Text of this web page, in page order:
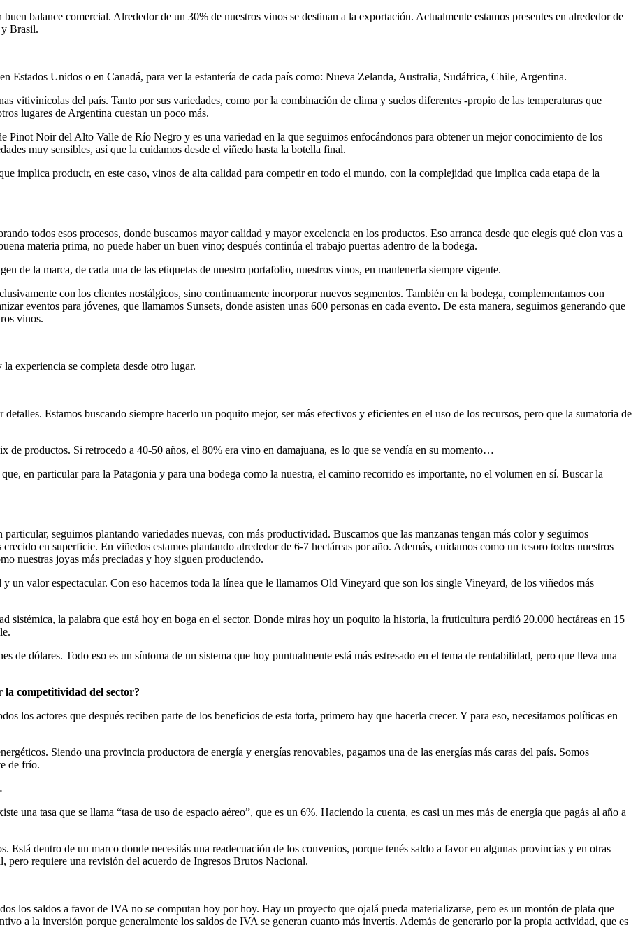
balance comercial. Alrededor de un 30% de nuestros vinos se destinan a la exportación. Actualmente estamos presentes en alrededor de
y Brasil.
Estados Unidos o en Canadá, para ver la estantería de cada país como: Nueva Zelanda, Australia, Sudáfrica, Chile, Argentina.
vitivinícolas del país. Tanto por sus variedades, como por la combinación de clima y suelos diferentes -propio de las temperaturas que
lugares de Argentina cuestan un poco más.
Pinot Noir del Alto Valle de Río Negro y es una variedad en la que seguimos enfocándonos para obtener un mejor conocimiento de los
muy sensibles, así que la cuidamos desde el viñedo hasta la botella final.
implica producir, en este caso, vinos de alta calidad para competir en todo el mundo, con la complejidad que implica cada etapa de la
todos esos procesos, donde buscamos mayor calidad y mayor excelencia en los productos. Eso arranca desde que elegís qué clon vas a
materia prima, no puede haber un buen vino; después continúa el trabajo puertas adentro de la bodega.
de la marca, de cada una de las etiquetas de nuestro portafolio, nuestros vinos, en mantenerla siempre vigente.
con los clientes nostálgicos, sino continuamente incorporar nuevos segmentos. También en la bodega, complementamos con
eventos para jóvenes, que llamamos Sunsets, donde asisten unas 600 personas en cada evento. De esta manera, seguimos generando que
vinos.
experiencia se completa desde otro lugar.
Estamos buscando siempre hacerlo un poquito mejor, ser más efectivos y eficientes en el uso de los recursos, pero que la sumatoria de
de productos. Si retrocedo a 40-50 años, el 80% era vino en damajuana, es lo que se vendía en su momento…
en particular para la Patagonia y para una bodega como la nuestra, el camino recorrido es importante, no el volumen en sí. Buscar la
seguimos plantando variedades nuevas, con más productividad. Buscamos que las manzanas tengan más color y seguimos
en superficie. En viñedos estamos plantando alrededor de 6-7 hectáreas por año. Además, cuidamos como un tesoro todos nuestros
nuestras joyas más preciadas y hoy siguen produciendo.
un valor espectacular. Con eso hacemos toda la línea que le llamamos Old Vineyard que son los single Vineyard, de los viñedos más
sistémica, la palabra que está hoy en boga en el sector. Donde miras hoy un poquito la historia, la fruticultura perdió 20.000 hectáreas en 15
dólares. Todo eso es un síntoma de un sistema que hoy puntualmente está más estresado en el tema de rentabilidad, pero que lleva una
competitividad del sector?
los actores que después reciben parte de los beneficios de esta torta, primero hay que hacerla crecer. Y para eso, necesitamos políticas en
Siendo una provincia productora de energía y energías renovables, pagamos una de las energías más caras del país. Somos
de frío.
una tasa que se llama “tasa de uso de espacio aéreo”, que es un 6%. Haciendo la cuenta, es casi un mes más de energía que pagás al año a
dentro de un marco donde necesitás una readecuación de los convenios, porque tenés saldo a favor en algunas provincias y en otras
pero requiere una revisión del acuerdo de Ingresos Brutos Nacional.
los saldos a favor de IVA no se computan hoy por hoy. Hay un proyecto que ojalá pueda materializarse, pero es un montón de plata que
a la inversión porque generalmente los saldos de IVA se generan cuanto más invertís. Además de generarlo por la propia actividad, que es